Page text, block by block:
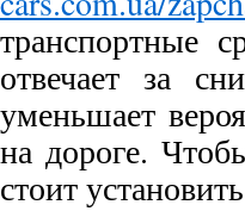
транспортные
отвечает за
уменьшает
на дороге.
стоит